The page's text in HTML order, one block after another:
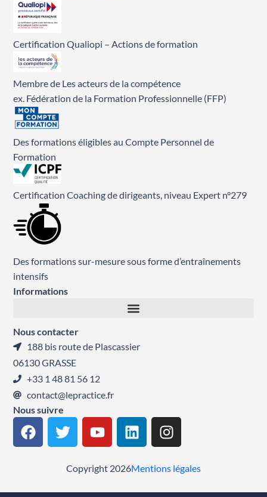
Certification Qualiopi – Actions de formation
Membre de Les acteurs de la compétence
ex. Fédération de la Formation Professionnelle (FFP)
Des formations éligibles au Compte Personnel de
Formation
Certification Coaching de dirigeants, niveau Expert n°279
Des formations sur-mesure sous forme d’entraînements
intensifs
Informations
Nous contacter
188 bis route de Plascassier
06130 GRASSE
+33 1 48 81 56 12
contact@lepractice.fr
Nous suivre
F
a
T
w
t
Y
o
t
L
i
k
I
n
t
Copyright 2026Mentions légales